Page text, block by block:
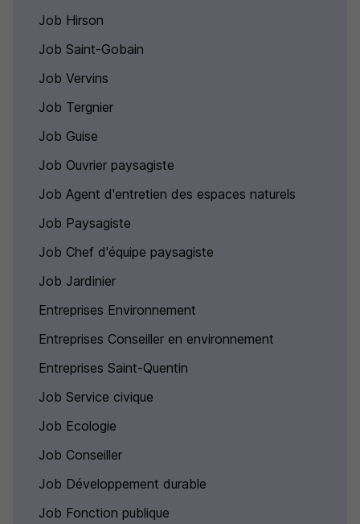
Job Hirson
Job Saint-Gobain
Job Vervins
Job Tergnier
Job Guise
Job Ouvrier paysagiste
Job Agent d'entretien des espaces naturels
Job Paysagiste
Job Chef d'équipe paysagiste
Job Jardinier
Entreprises Environnement
Entreprises Conseiller en environnement
Entreprises Saint-Quentin
Job Service civique
Job Ecologie
Job Conseiller
Job Développement durable
Job Fonction publique